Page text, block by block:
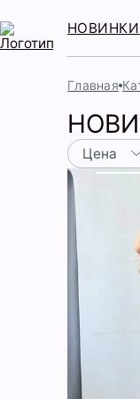
НОВИНКИ
Главная
Цена